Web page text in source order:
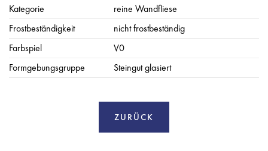
Kategorie
reine Wandfliese
Frostbeständigkeit
nicht frostbeständig
Farbspiel
V0
Formgebungsgruppe
Steingut glasiert
ZURÜCK